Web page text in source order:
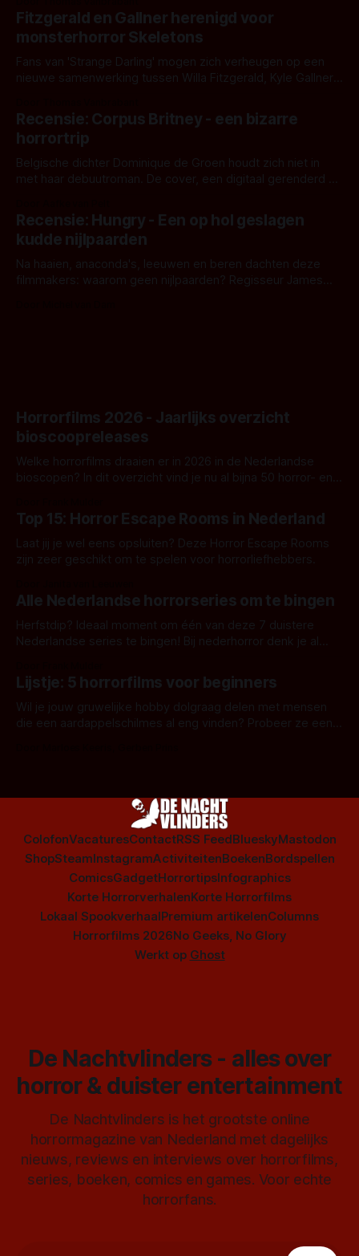
kille stijl vol folklore en mythe. Het topic deze keer is (kon
het het al raden?)... de weerwolf. Kijk je mee?
Fitzgerald en Gallner herenigd voor
monsterhorror Skeletons
Fans van 'Strange Darling' mogen zich verheugen op een
nieuwe samenwerking tussen Willa Fitzgerald, Kyle Gallner
'Skeletons', een nieuwe creature feature waarvoor de
opnames zijn gestart in Australië.
Recensie: Corpus Britney - een bizarre
horrortrip
Belgische dichter Dominique de Groen houdt zich niet in
met haar debuutroman. De cover, een digitaal gerenderd en
achtergrond, belooft iets kleurrijks maar onheilspellends,
iets ongrijpbaars. En dat maakt De Groen met ieder woord
waar.
Recensie: Hungry - Een op hol geslagen
kudde nijlpaarden
Na haaien, anaconda's, leeuwen en beren dachten deze
filmmakers: waarom geen nijlpaarden? Regisseur James
Horrorfilms 2026 - Jaarlijks overzicht
bioscoopreleases
Welke horrorfilms draaien er in 2026 in de Nederlandse
bioscopen? In dit overzicht vind je nu al bijna 50 horror- en
Top 15: Horror Escape Rooms in Nederland
Laat jij je wel eens opsluiten? Deze Horror Escape Rooms
zijn zeer geschikt om te spelen voor horrorliefhebbers.
Alle Nederlandse horrorseries om te bingen
Herfstdip? Ideaal moment om één van deze 7 duistere
Nederlandse series te bingen! Bij nederhorror denk je al
Amsterdamned of The Johnsons. Maar Nederlandse horror
is niet beperkt tot films. Hier een aantal Nederlandse tv-
series uit het duistere of horrorgenre. Als
Lijstje: 5 horrorfilms voor beginners
Wil je jouw gruwelijke hobby dolgraag delen met mensen
die een aardappelschilmes al eng vinden? Probeer ze eens
ColofonVacaturesContactRSS FeedBlueskyMastodon
ShopSteamInstagramActiviteitenBoekenBordspellen
ComicsGadgetHorrortipsInfographics
Korte HorrorverhalenKorte Horrorfilms
Lokaal SpookverhaalPremium artikelenColumns
Horrorfilms 2026No Geeks, No Glory
Werkt op Ghost
De Nachtvlinders - alles over
horror & duister entertainment
De Nachtvlinders is het grootste online
horrormagazine van Nederland met dagelijks
nieuws, reviews en interviews over horrorfilms,
series, boeken, comics en games. Voor echte
horrorfans.